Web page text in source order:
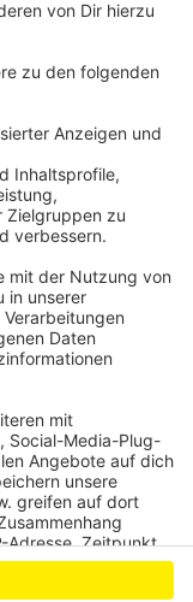
für Bürger
Termin
einer